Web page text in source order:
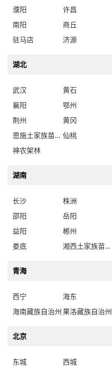
濮阳
许昌
南阳
商丘
驻马店
济源
湖北
武汉 黄石
襄阳
鄂州
荆州
黄冈
恩施土家族苗族自治州 仙桃
神农架林
湖南
长沙 株洲
邵阳
岳阳
益阳
郴州
娄底
湘西土家族苗族自治州
青海
西宁 海东
海南藏族自治州果洛藏族自治州
北京
东城 西城